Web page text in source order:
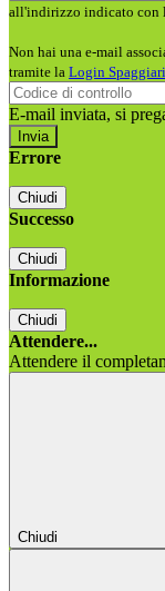
all'indirizzo indicato con
Non hai una e-mail
tramite la Login Spaggiari
E-mail inviata, si
Errore
Chiudi
Successo
Chiudi
Informazione
Chiudi
Attendere...
Attendere il
Chiudi